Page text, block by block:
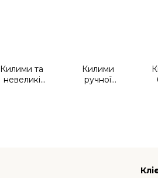
Килими та
невеликі
Килими
ручної